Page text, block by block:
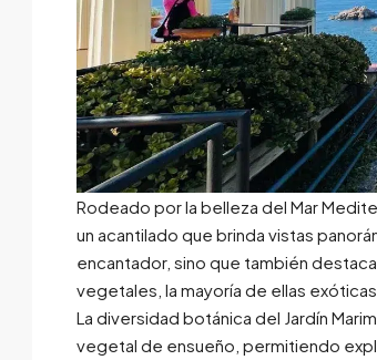
Rodeado por la belleza del Mar
un acantilado que brinda vistas
encantador, sino que también
vegetales, la mayoría de ellas exóticas.
La diversidad botánica del Jardín
vegetal de ensueño, permitiendo